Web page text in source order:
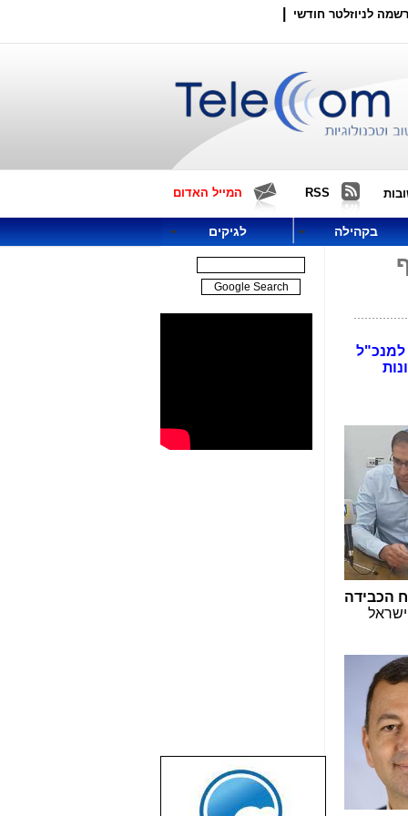
לניוזלטר חודשי
RSS המייל האדום
בקהילה לגיקים
למנכ"ל
הכבידה
ישראל
שבוע טוב לכל
הגולשים באשר
הם!!!